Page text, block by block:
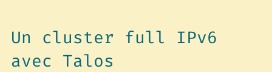
Un cluster full IPv6
avec Talos